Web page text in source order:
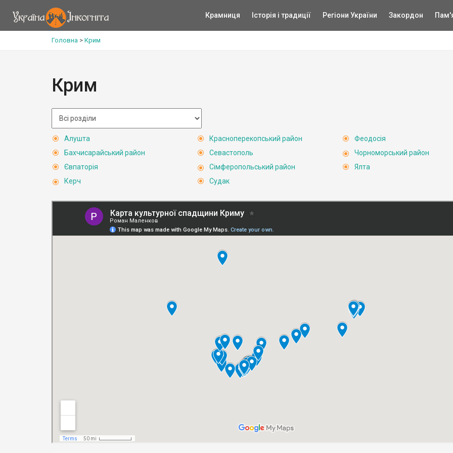
Крамниця Історія і традиції Регіони України Закордон
Головна > Крим
Крим
Алушта
Бахчисарайський район
Євпаторія
Керч
Красноперекопський район
Севастополь
Сімферопольський район
Судак
Феодосія
Чорноморський район
Ялта